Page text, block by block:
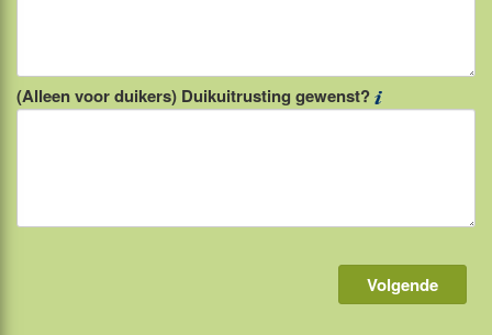
(Alleen voor duikers) Duikuitrusting gewenst?